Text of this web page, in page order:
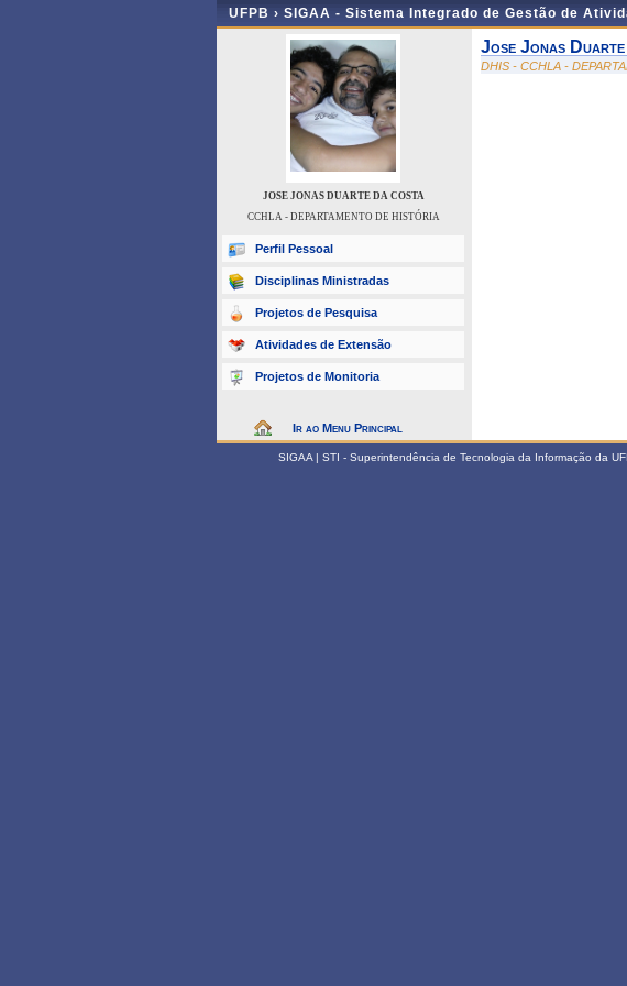
UFPB › SIGAA - Sistema Integrado de Gestão de
JOSE JONAS DUARTE DA COSTA
CCHLA - DEPARTAMENTO DE HISTÓRIA
Perfil Pessoal
Disciplinas Ministradas
Projetos de Pesquisa
Atividades de Extensão
Projetos de Monitoria
Ir ao Menu Principal
Jose Jonas
DHIS - CCHLA -
SIGAA | STI - Superintendência de Tecnologia da Informação da